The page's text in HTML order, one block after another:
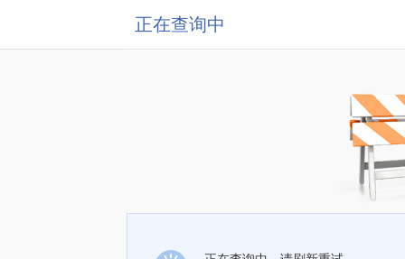
正在查询中